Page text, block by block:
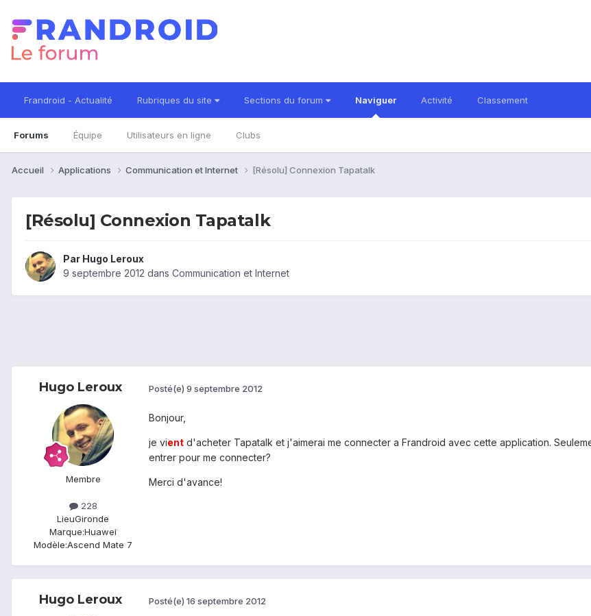
Frandroid - Actualité Rubriques du site Sections du forum Naviguer
Forums Équipe Utilisateurs en ligne Clubs
Activité Classement
Accueil Applications Communication et Internet [Résolu] Connexion Tapatalk
[Résolu] Connexion Tapatalk
Par Hugo Leroux
9 septembre 2012 dans Communication et Internet
Hugo Leroux
Membre
228
LieuGironde
Marque:Huawei
Modèle:Ascend Mate 7
Posté(e) 9 septembre 2012
Bonjour,
je vient d'acheter Tapatalk et j'aimerai me connecter a Frandroid avec cette application.
entrer pour me connecter?
Merci d'avance!
Hugo Leroux Posté(e) 16 septembre 2012